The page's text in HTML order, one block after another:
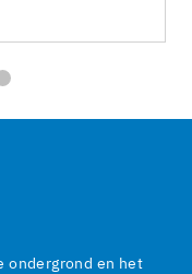
ondergrond en het